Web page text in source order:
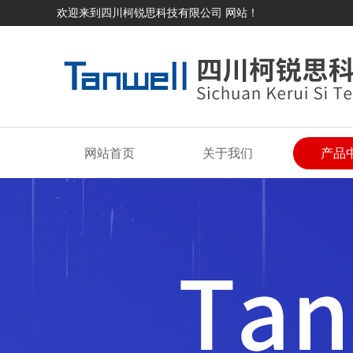
欢迎来到四川柯锐思科技有限公司 网站！
网站首页 关于我们 产品